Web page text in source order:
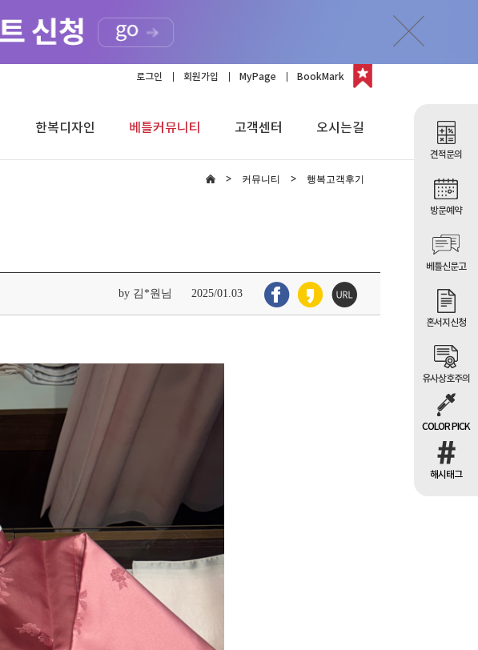
로그인 회원가입 MyPage BookMark
한복디자인 베틀커뮤니티 고객센터 오시는길
견적문의
방문예약
베틀신문고
혼서지신청
유사상호주의
COLOR PICK
해시태그
커뮤니티 행복고객후기
by 김*원님 2025/01.03